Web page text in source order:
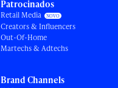
Patrocinados
Retail Media
Creators & Influencers
Out-Of-Home
Martechs & Adtechs
Brand Channels